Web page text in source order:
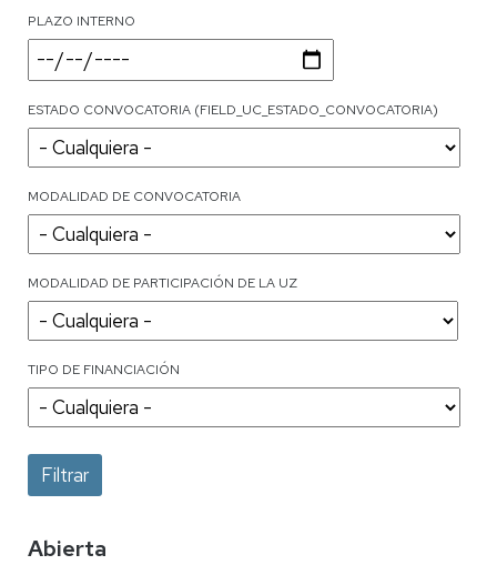
PLAZO INTERNO
ESTADO CONVOCATORIA (FIELD_UC_ESTADO_CONVOCATORIA)
MODALIDAD DE CONVOCATORIA
MODALIDAD DE PARTICIPACIÓN DE LA UZ
TIPO DE FINANCIACIÓN
Abierta